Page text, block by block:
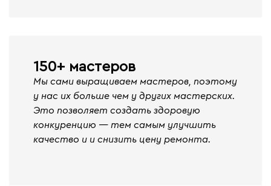
150+ мастеров
Мы сами выращиваем мастеров, поэтому
у нас их больше чем у других мастерских.
Это позволяет создать здоровую
конкуренцию — тем самым улучшить
качество и и снизить цену ремонта.